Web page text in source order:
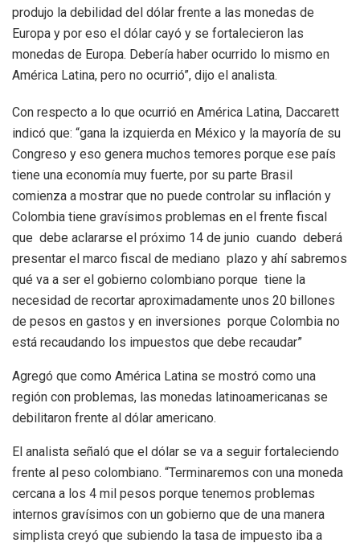
produjo la debilidad del dólar frente a las monedas de
Europa y por eso el dólar cayó y se fortalecieron las
monedas de Europa. Debería haber ocurrido lo mismo en
América Latina, pero no ocurrió”, dijo el analista.
Con respecto a lo que ocurrió en América Latina, Daccarett
indicó que: “gana la izquierda en México y la mayoría de su
Congreso y eso genera muchos temores porque ese país
tiene una economía muy fuerte, por su parte Brasil
comienza a mostrar que no puede controlar su inflación y
Colombia tiene gravísimos problemas en el frente fiscal
que debe aclararse el próximo 14 de junio cuando deberá
presentar el marco fiscal de mediano plazo y ahí sabremos
qué va a ser el gobierno colombiano porque tiene la
necesidad de recortar aproximadamente unos 20 billones
de pesos en gastos y en inversiones porque Colombia no
está recaudando los impuestos que debe recaudar”
Agregó que como América Latina se mostró como una
región con problemas, las monedas latinoamericanas se
debilitaron frente al dólar americano.
El analista señaló que el dólar se va a seguir fortaleciendo
frente al peso colombiano. “Terminaremos con una moneda
cercana a los 4 mil pesos porque tenemos problemas
internos gravísimos con un gobierno que de una manera
simplista creyó que subiendo la tasa de impuesto iba a